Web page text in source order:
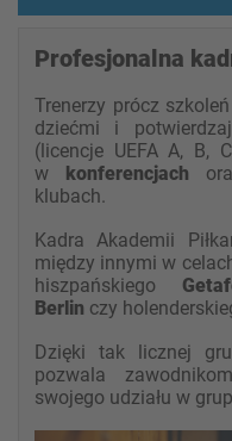
Profesjonalna
Trenerzy prócz
dziećmi i
(licencje UEFA A, B,
w konferencjach
klubach.
Kadra Akademii
między innymi w
hiszpańskiego
Berlin czy
Dzięki tak licznej
pozwala
swojego udziału w